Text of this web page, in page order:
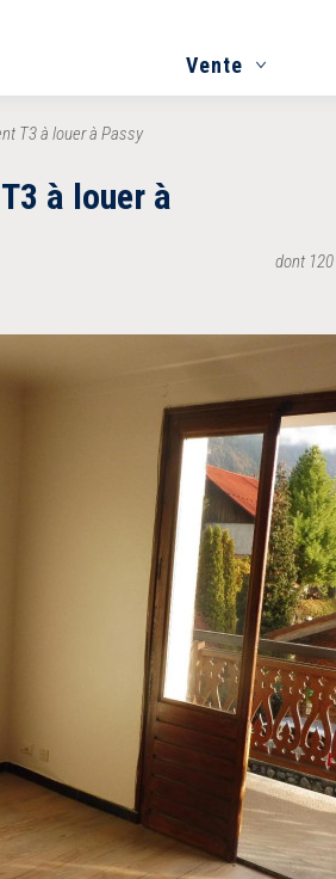
Vente
T3 à louer à Passy
à louer à
dont 120